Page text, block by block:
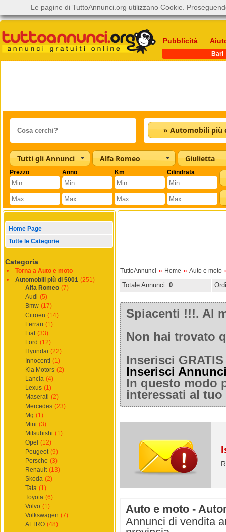
Pubblicità
Bari
Tutti gli Annunci Alfa Romeo Giulietta
Prezzo Anno Km Cilindrata
Home Page
Tutte le Categorie
Categoria
Torna a Auto e moto
Automobili più di 5001 (251)
Alfa Romeo (7)
Audi (5)
Bmw (17)
Citroen (14)
Ferrari (1)
Fiat (33)
Ford (12)
Hyundai (22)
Innocenti (1)
Kia Motors (2)
Lancia (4)
Lexus (1)
Maserati (2)
Mercedes (23)
Mg (1)
Mini (3)
Mitsubishi (1)
Opel (12)
Peugeot (9)
Porsche (3)
Renault (13)
Skoda (2)
Tata (1)
Toyota (6)
Volvo (1)
Volkswagen (7)
ALTRO (48)
TuttoAnnunci » Home » Auto e moto
Totale Annunci: 0
Spiacenti !!!. Al
Non hai trovato
Inserisci
Inserisci
In questo modo
interessati al
Auto e moto -
Annunci di vendita
Le pagine di TuttoAnnunci.org utilizzano Cookie.